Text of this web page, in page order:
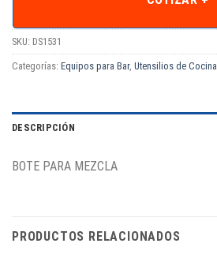
SKU: DS1531
Categorías: Equipos para Bar, Utensilios de Cocina
DESCRIPCIÓN
BOTE PARA MEZCLA
PRODUCTOS RELACIONADOS